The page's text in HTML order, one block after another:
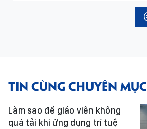
TIN CÙNG CHUYÊN MỤC
Làm sao để giáo viên không
quá tải khi ứng dụng trí tuệ